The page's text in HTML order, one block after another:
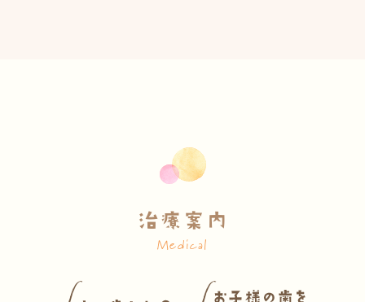
治療案内
Medical